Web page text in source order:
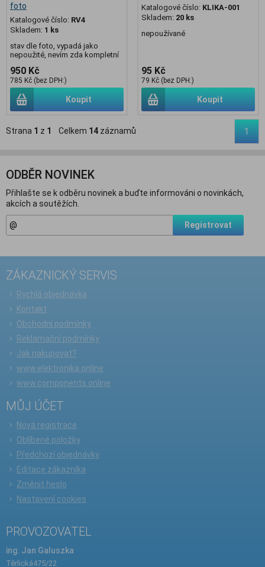
foto
Katalogové číslo: RV4
Skladem: 1 ks
stav dle foto, vypadá jako
nepoužité, nevím zda kompletní
950 Kč
785 Kč (bez DPH:)
Koupit
Katalogové číslo: KLIKA-001
Skladem: 20 ks
nepoužívané
95 Kč
79 Kč (bez DPH:)
Koupit
Strana 1 z 1 Celkem 14 záznamů 1
ODBĚR NOVINEK
Přihlašte se k odběru novinek a buďte informováni o novinkách,
akcích a soutěžích.
Registrovat
ZÁKAZNICKÝ SERVIS
Rychlá objednávka
Kontakt
Obchodní podmínky
Reklamační podmínky
Jak nakupovat?
www.elektronika.online
www.components.online
MŮJ ÚČET
Nová registrace
Oblíbené položky
Předchozí objednávky
Editace zákazníka
Změnit heslo
Nastavení cookies
PROVOZOVATEL
ing. Jan Galuszka
Těrlická475/22